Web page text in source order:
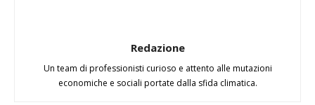
Redazione
Un team di professionisti curioso e attento alle mutazioni
economiche e sociali portate dalla sfida climatica.